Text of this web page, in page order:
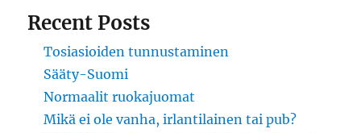
Recent Posts
Tosiasioiden tunnustaminen
Sääty-Suomi
Normaalit ruokajuomat
Mikä ei ole vanha, irlantilainen tai pub?